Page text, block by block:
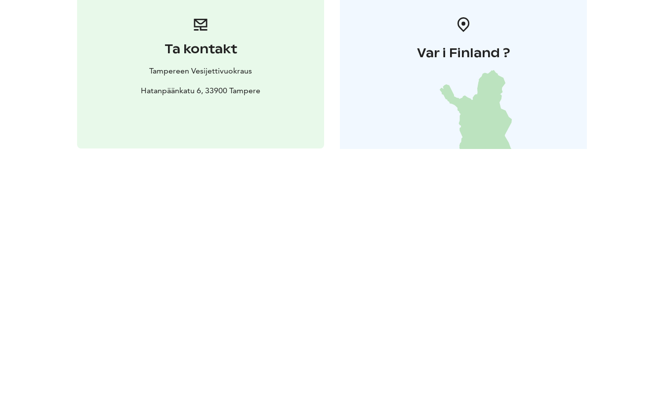
Ta kontakt
Tampereen Vesijettivuokraus
Hatanpäänkatu 6, 33900 Tampere
Var i Finland ?